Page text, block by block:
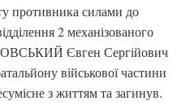
противника силами до
2 механізованого
Євген Сергійович
військової частини
з життям та загинув.